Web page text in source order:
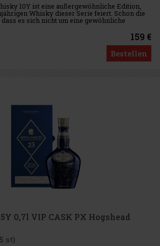
10Y ist eine außergewöhnliche Edition,
Whisky dieser Serie feiert. Schon die
es sich nicht um eine gewöhnliche
um ein sowohl sammel- als auch
159 €
Bestellen
0,7l VIP CASK PX Hogshead
st)